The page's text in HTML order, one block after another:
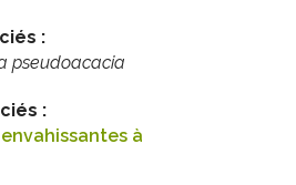
:
pseudoacacia
:
à